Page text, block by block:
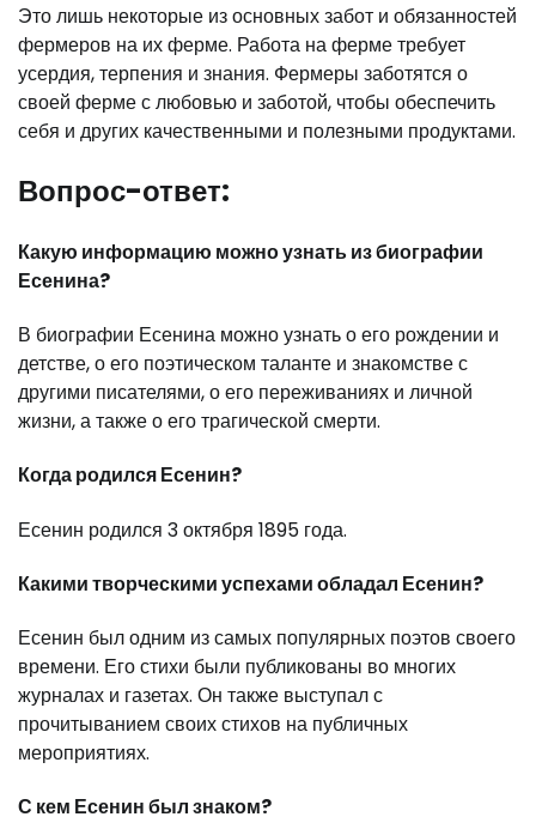
Это лишь некоторые из основных забот и обязанностей
фермеров на их ферме. Работа на ферме требует
усердия, терпения и знания. Фермеры заботятся о
своей ферме с любовью и заботой, чтобы обеспечить
себя и других качественными и полезными продуктами.
Вопрос-ответ:
Какую информацию можно узнать из биографии
Есенина?
В биографии Есенина можно узнать о его рождении и
детстве, о его поэтическом таланте и знакомстве с
другими писателями, о его переживаниях и личной
жизни, а также о его трагической смерти.
Когда родился Есенин?
Есенин родился 3 октября 1895 года.
Какими творческими успехами обладал Есенин?
Есенин был одним из самых популярных поэтов своего
времени. Его стихи были публикованы во многих
журналах и газетах. Он также выступал с
прочитыванием своих стихов на публичных
мероприятиях.
С кем Есенин был знаком?